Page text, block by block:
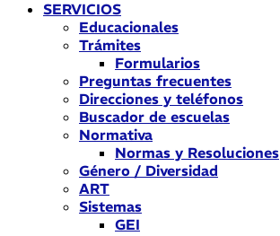
SERVICIOS
Educacionales
Trámites
Formularios
Preguntas frecuentes
Direcciones y teléfonos
Buscador de escuelas
Normativa
Normas y Resoluciones
Género / Diversidad
ART
Sistemas
GEI